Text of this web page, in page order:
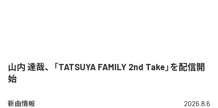
山内 達哉、「TATSUYA FAMILY 2nd Take」を配信開
始
新曲情報 2026.8.6